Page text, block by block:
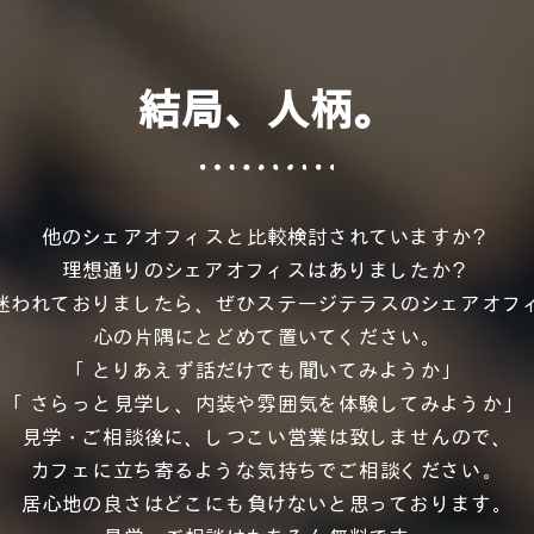
結局、人柄。
他のシェアオフィスと比較検討されていますか？
理想通りのシェアオフィスはありましたか？
われておりましたら、ぜひステージテラスのシェアオフ
心の片隅にとどめて置いてください。
「とりあえず話だけでも聞いてみようか」
「さらっと見学し、内装や雰囲気を体験してみようか」
見学・ご相談後に、しつこい営業は致しませんので、
カフェに立ち寄るような気持ちでご相談ください。
居心地の良さはどこにも負けないと思っております。